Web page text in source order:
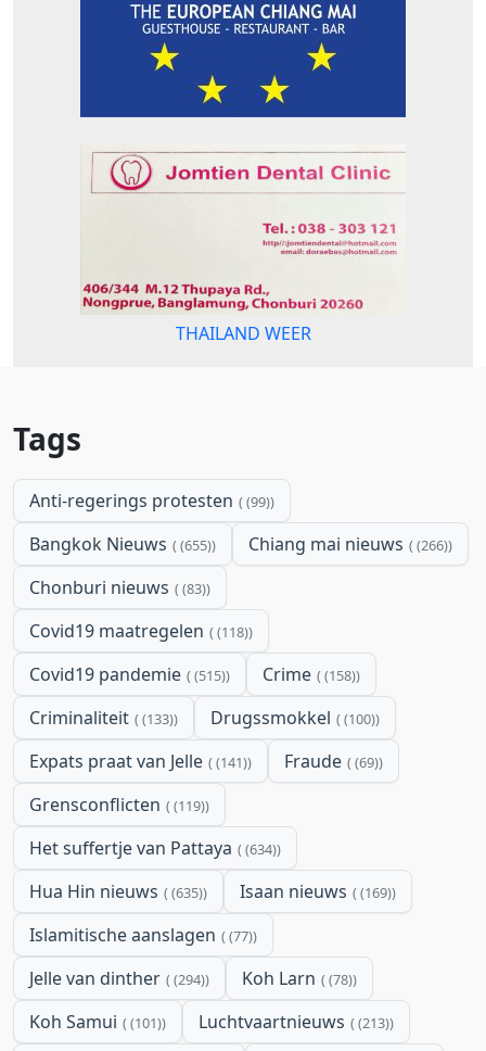
THAILAND WEER
Tags
Anti-regerings protesten (99)
Bangkok Nieuws (655) Chiang mai nieuws (266)
Chonburi nieuws (83)
Covid19 maatregelen (118)
Covid19 pandemie (515) Crime (158)
Criminaliteit (133) Drugssmokkel (100)
Expats praat van Jelle (141) Fraude (69)
Grensconflicten (119)
Het suffertje van Pattaya (634)
Hua Hin nieuws (635) Isaan nieuws (169)
Islamitische aanslagen (77)
Jelle van dinther (294) Koh Larn (78)
Koh Samui (101) Luchtvaartnieuws (213)